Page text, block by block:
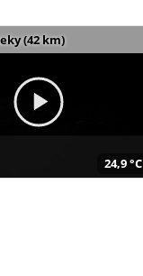
(42 km)
24,9 °C